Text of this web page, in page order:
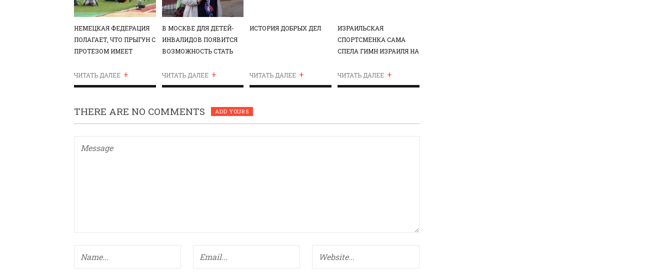
НЕМЕЦКАЯ ФЕДЕРАЦИЯ
ПОЛАГАЕТ, ЧТО ПРЫГУН С
ПРОТЕЗОМ ИМЕЕТ
ЗДОРОВЫМИ
СПОРТСМЕНАМИ
ЧИТАТЬ ДАЛЕЕ +
В МОСКВЕ ДЛЯ ДЕТЕЙ-
ИНВАЛИДОВ ПОЯВИТСЯ
ВОЗМОЖНОСТЬ СТАТЬ
ЧИТАТЬ ДАЛЕЕ +
ИСТОРИЯ ДОБРЫХ ДЕЛ
ЧИТАТЬ ДАЛЕЕ +
ИЗРАИЛЬСКАЯ
СПОРТСМЕНКА САМА
СПЕЛА ГИМН ИЗРАИЛЯ НА
МЕДАЛИ
ЧИТАТЬ ДАЛЕЕ +
THERE ARE NO COMMENTS ADD YOURS